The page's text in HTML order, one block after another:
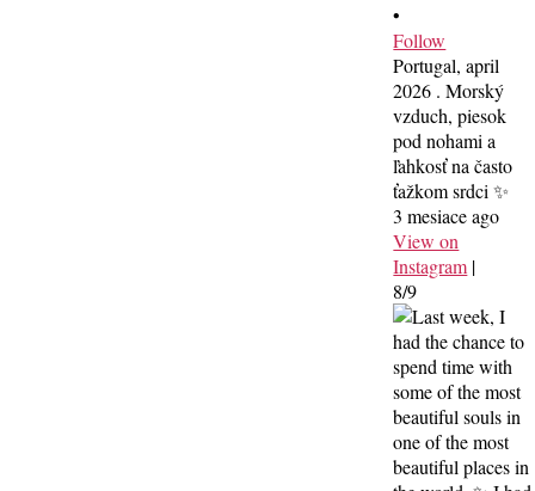
•
Follow
Portugal, april
2026 . Morský
vzduch, piesok
pod nohami a
ľahkosť na často
ťažkom srdci ✨
3 mesiace ago
View on
Instagram |
8/9